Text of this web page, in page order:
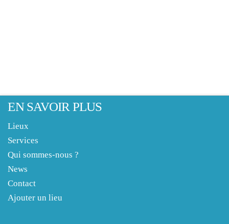
EN SAVOIR PLUS
Lieux
Services
Qui sommes-nous ?
News
Contact
Ajouter un lieu